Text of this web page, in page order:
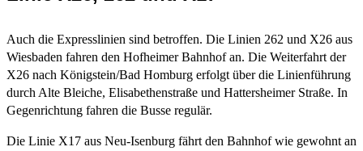
Auch die Expresslinien sind betroffen. Die Linien 262 und X26 aus
Wiesbaden fahren den Hofheimer Bahnhof an. Die Weiterfahrt der
X26 nach Königstein/Bad Homburg erfolgt über die Linienführung
durch Alte Bleiche, Elisabethenstraße und Hattersheimer Straße. In
Gegenrichtung fahren die Busse regulär.
Die Linie X17 aus Neu-Isenburg fährt den Bahnhof wie gewohnt an